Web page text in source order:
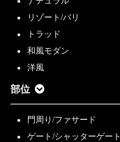
リゾート/バリ
トラッド
和風モダン
洋風
部位
門周り/ファサード
ゲート/シャッターゲート